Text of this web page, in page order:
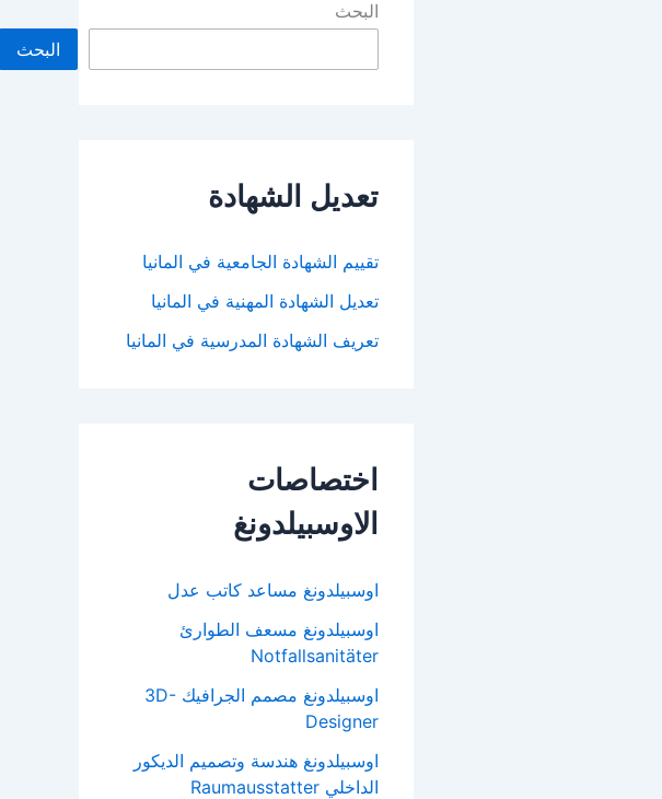
البحث
البحث
تعديل الشهادة
تقييم الشهادة الجامعية في المانيا
تعديل الشهادة المهنية في المانيا
تعريف الشهادة المدرسية في المانيا
اختصاصات
الاوسبيلدونغ
اوسبيلدونغ مساعد كاتب عدل
اوسبيلدونغ مسعف الطوارئ
Notfallsanitäter
اوسبيلدونغ مصمم الجرافيك 3D-
Designer
اوسبيلدونغ هندسة وتصميم الديكور
الداخلي Raumausstatter